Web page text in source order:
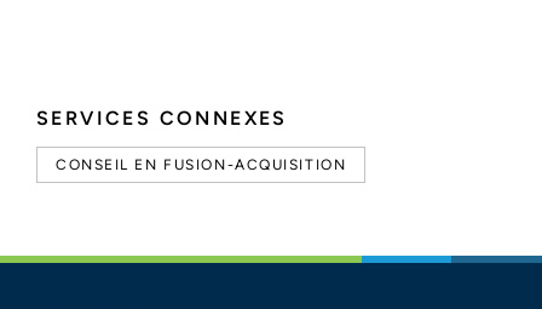
SERVICES CONNEXES
CONSEIL EN FUSION-ACQUISITION